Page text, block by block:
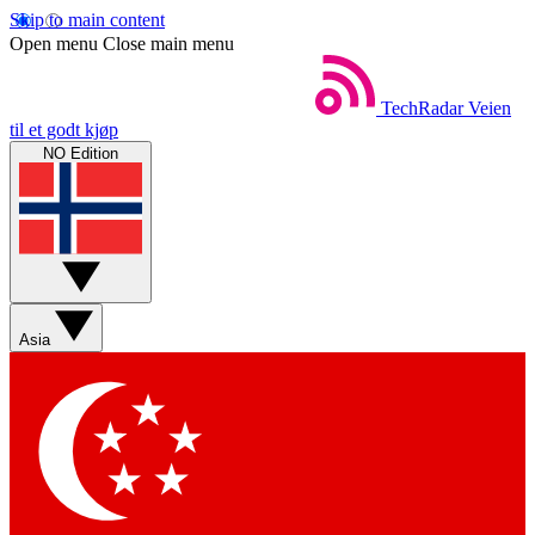
Skip to main content
Open menu Close main menu
TechRadar Veien
til et godt kjøp
NO Edition
Asia